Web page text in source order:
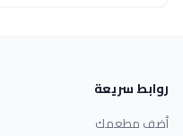
روابط سريعة
أضف مطعمك